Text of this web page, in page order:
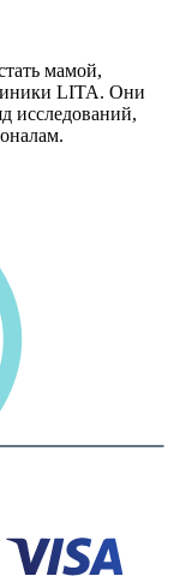
мамой,
LITA. Они
исследований,